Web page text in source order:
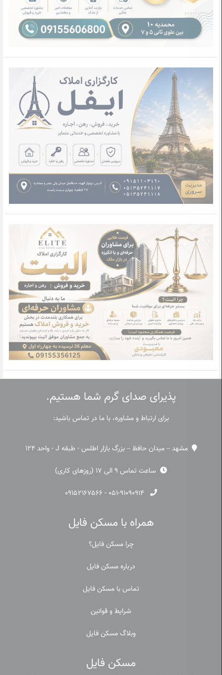
پذیرای صدای گرم شما هستیم.
برای ارتباط و مشاوره، با ما در تماس باشید:
مشهد – میدان حافظ – بزرگ بازار اطلس - طبقه J - واحد 124
ساعت تماس 9 الی 17 (روزهای کاری)
۰۵۱-۹۱۰۹۰۹۱۴ - ۰۹۱۵۲۱۶۷۵۶۶
همراه با مسکن فایل
چرا مسکن فایل؟
درباره مسکن فایل
تماس با مسکن فایل
شرایط و قوانین
وبلاگ مسکن فایل
مسکن فایل